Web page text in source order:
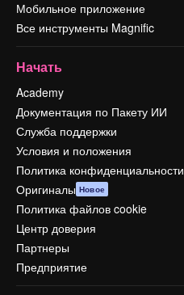
Мобильное приложение
Все инструменты Magnific
Начать
Academy
Документация по Пакету ИИ
Служба поддержки
Условия и положения
Политика конфиденциальности
Оригиналы Новое
Политика файлов cookie
Центр доверия
Партнеры
Предприятие